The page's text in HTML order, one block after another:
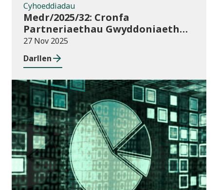
Cyhoeddiadau
Medr/2025/32: Cronfa
Partneriaethau Gwyddoniaeth
Rhyngwladol (ISPF) 2025-26
27 Nov 2025
Darllen
Cyhoeddiadau